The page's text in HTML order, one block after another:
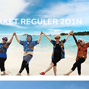
REGULER 2D1N